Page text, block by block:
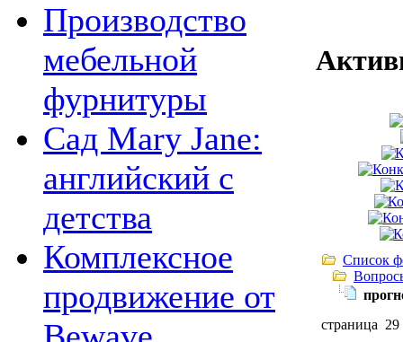
Производство
мебельной
фурнитуры
Сад Mary Jane:
английский с
детства
Комплексное
продвижение от
Список
страница